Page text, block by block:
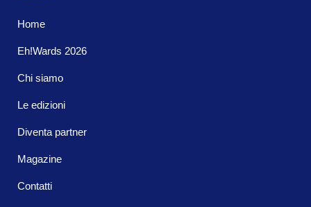
Home
Eh!Wards 2026
Chi siamo
Le edizioni
Diventa partner
Magazine
Contatti